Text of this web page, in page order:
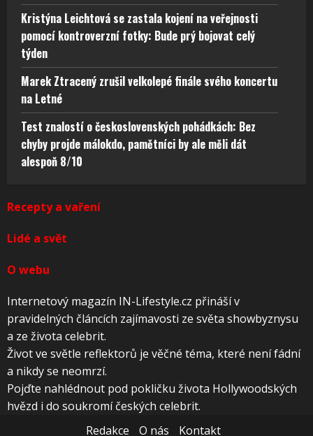
Kristýna Leichtová se zastala kojení na veřejnosti
pomocí kontroverzní fotky: Bude prý bojovat celý
týden
Marek Ztracený zrušil velkolepé finále svého koncertu
na Letné
Test znalostí o československých pohádkách: Bez
chyby projde málokdo, pamětníci by ale měli dát
alespoň 8/10
Recepty a vaření
Lidé a svět
O webu
Internetový magazín IN-Lifestyle.cz přináší v
pravidelných článcích zajímavosti ze světa showbyznysu
a ze života celebrit.
Život ve světle reflektorů je věčné téma, které není fádní
a nikdy se neomrzí.
Pojďte nahlédnout pod pokličku života Hollywoodských
hvězd i do soukromí českých celebrit.
Redakce
O nás Kontakt